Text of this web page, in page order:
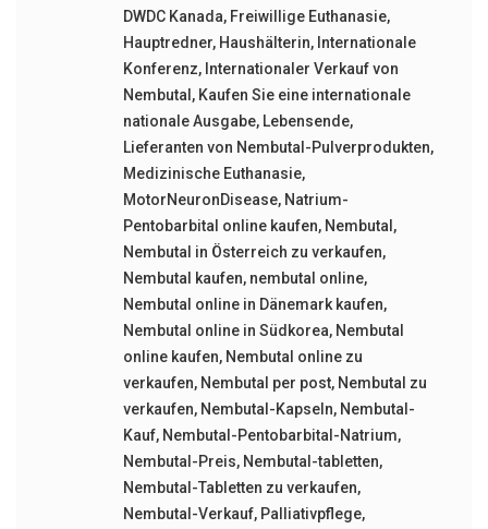
DWDC Kanada, Freiwillige Euthanasie,
Hauptredner, Haushälterin, Internationale
Konferenz, Internationaler Verkauf von
Nembutal , Kaufen Sie eine internationale
nationale Ausgabe, Lebensende,
Lieferanten von Nembutal-Pulverprodukten,
Medizinische Euthanasie,
MotorNeuronDisease, Natrium-
Pentobarbital online kaufen, Nembutal ,
Nembutal in Österreich zu verkaufen,
Nembutal kaufen, nembutal online,
Nembutal online in Dänemark kaufen,
Nembutal online in Südkorea, Nembutal
online kaufen, Nembutal online zu
verkaufen, Nembutal per post, Nembutal zu
verkaufen, Nembutal-Kapseln, Nembutal-
Kauf, Nembutal-Pentobarbital-Natrium,
Nembutal-Preis, Nembutal-tabletten,
Nembutal-Tabletten zu verkaufen,
Nembutal-Verkauf, Palliativpflege,